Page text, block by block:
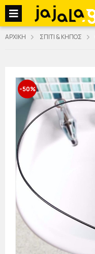
jajala Menu
ΑΡΧΙΚΗ ΣΠΙΤΙ & ΚΗΠΟΣ
-50%